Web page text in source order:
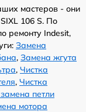
мастеров - они
106 S. По
ремонту Indesit,
Замена
, Замена жгута
, Чистка
, Чистка
петли
мотора